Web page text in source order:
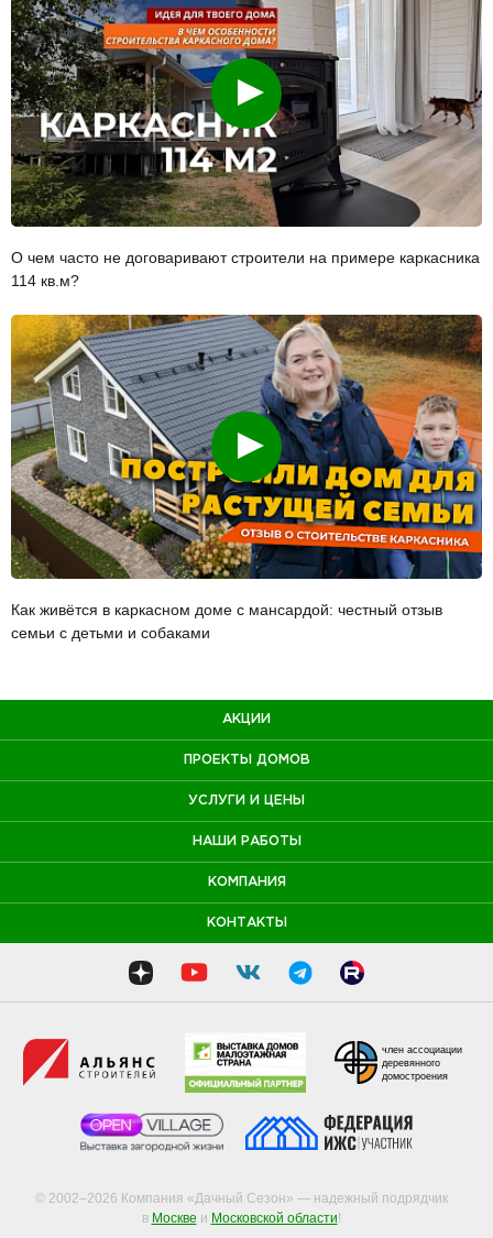
Смотреть
О чем часто не договаривают строители на примере каркасника
114 кв.м?
Смотреть
Как живётся в каркасном доме с мансардой: честный отзыв
семьи с детьми и собаками
АКЦИИ
ПРОЕКТЫ ДОМОВ
УСЛУГИ И ЦЕНЫ
НАШИ РАБОТЫ
КОМПАНИЯ
КОНТАКТЫ
© 2002–2026 Компания «Дачный Сезон» — надежный подрядчик
в Москве и Московской области!
член ассоциации
деревянного
домостроения